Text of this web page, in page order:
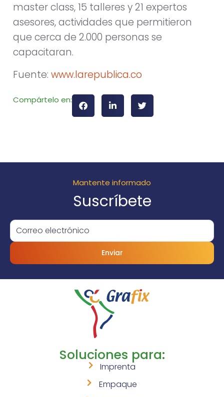
master class, 15 talleres y 21 expertos
asesores, actividades que permitieron
que cerca de 2.000 personas se
capacitaran.
Fuente: www.larepublica.co
Compártelo en:
Mantente informado
Suscríbete
Enviar
Soluciones para:
Imprenta
Empaque